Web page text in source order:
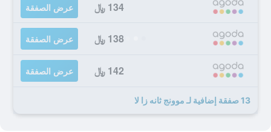
134 ﷼ عرض الصفقة
138 ﷼ عرض الصفقة
142 ﷼ عرض الصفقة
13 صفقة إضافية لـ موونج ثانه زا لا